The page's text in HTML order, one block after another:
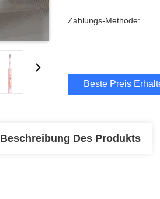
Zahlungs-Methode:
Beste Preis
Beschreibung Des Produkts